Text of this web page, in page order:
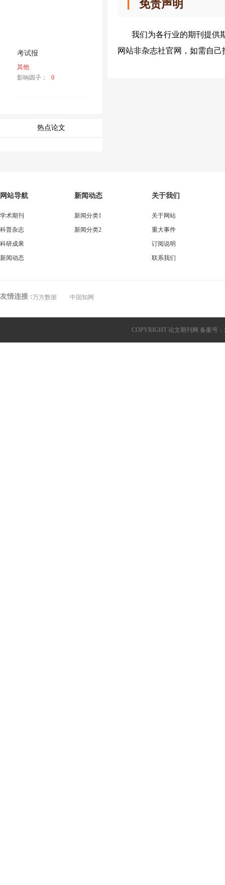
考试报
其他
影响因子：
0
热点论文
免责声明
我们为各行业的期刊提供
网站非杂志社官网，如需自
网站导航
学术期刊
科普杂志
科研成果
新闻动态
新闻动态
新闻分类1
新闻分类2
关于我们
关于网站
重大事件
订阅说明
联系我们
友情连接 :万方数据 中国知网
COPYRIGHT 论文期刊网 备案号：